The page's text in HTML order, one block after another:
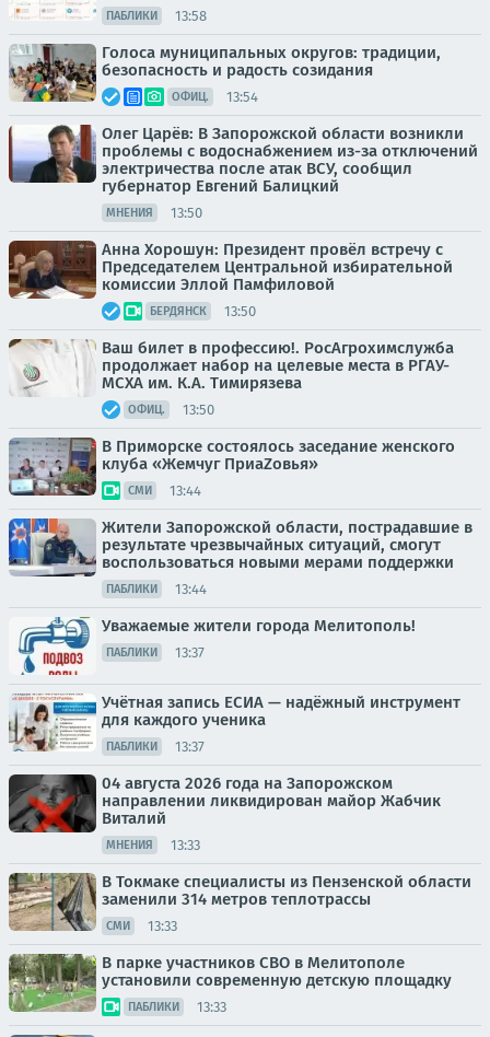
ПАБЛИКИ 13:58
Голоса муниципальных округов: традиции,
безопасность и радость созидания
ОФИЦ. 13:54
Олег Царёв: В Запорожской области возникли
проблемы с водоснабжением из-за отключений
электричества после атак ВСУ, сообщил
губернатор Евгений Балицкий
МНЕНИЯ 13:50
Анна Хорошун: Президент провёл встречу с
Председателем Центральной избирательной
комиссии Эллой Памфиловой
БЕРДЯНСК 13:50
Ваш билет в профессию!. РосАгрохимслужба
продолжает набор на целевые места в РГАУ-
МСХА им. К.А. Тимирязева
ОФИЦ. 13:50
В Приморске состоялось заседание женского
клуба «Жемчуг ПриаZовья»
СМИ 13:44
Жители Запорожской области, пострадавшие в
результате чрезвычайных ситуаций, смогут
воспользоваться новыми мерами поддержки
ПАБЛИКИ 13:44
Уважаемые жители города Мелитополь!
ПАБЛИКИ 13:37
Учётная запись ЕСИА — надёжный инструмент
для каждого ученика
ПАБЛИКИ 13:37
04 августа 2026 года на Запорожском
направлении ликвидирован майор Жабчик
Виталий
МНЕНИЯ 13:33
В Токмаке специалисты из Пензенской области
заменили 314 метров теплотрассы
СМИ 13:33
В парке участников СВО в Мелитополе
установили современную детскую площадку
ПАБЛИКИ 13:33